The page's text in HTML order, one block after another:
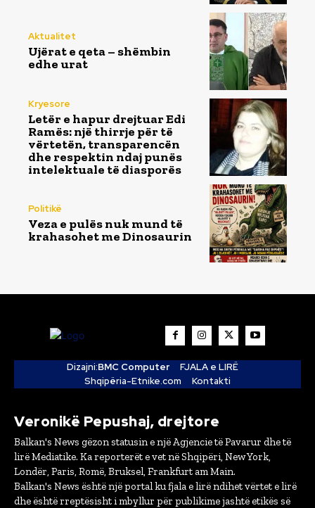
Aktualitet
Ujërat e qeta – shëmbin
edhe urat
Kryesore
Letër e hapur drejtuar Edi
Ramës: një thirrje për të
vërtetën, transparencën
dhe respektin ndaj punës
intelektuale të diasporës
Politikë
Veza e pulës nuk mund të
krahasohet me Dinosaurin
Dizajni:BMC Computer
FJALA e LIRË
Shqipëria-Etnike.com
Kontakti
Veronikë Pepushaj, drejtore
Balkan's News gëzon statusin e një Agjencie të Pavarur dhe të
lirë Mediatike. Ka reporterët e vet në Shqipëri, New York,
Londër, Paris, Romë, Bruksel, Frankfurt am Main.
Balkan's News është një portal ku fjala e lirë ndihet vërtet e lirë
dhe është rreptësisht i mbyllur për publikime jashtë etikës së